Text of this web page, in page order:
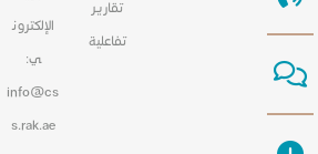
تقارير
تفاعلية
الإلكترون
ي:
info@cs
s.rak.ae